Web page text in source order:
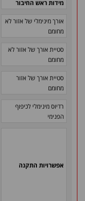
מידות ראש החיבור
אורך מינימלי של אזור לא
מחומם
סטיית אורך של אזור לא
מחומם
סטיית אורך של אזור
מחומם
רדיוס מינימלי לכיפוף
הפנימי
אפשרויות התקנה